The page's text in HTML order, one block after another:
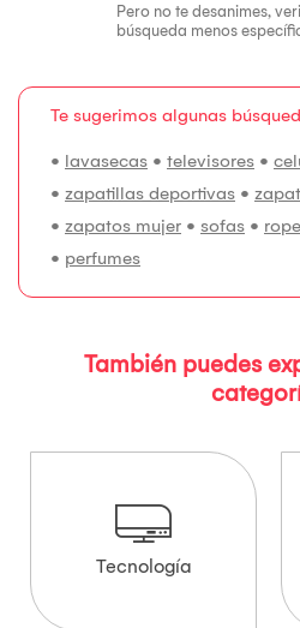
Pero no te desanimes,
búsqueda menos
Te sugerimos algunas
• lavasecas • televisores •
• zapatillas deportivas •
• zapatos mujer • sofas •
• perfumes
También puedes
Tecnología